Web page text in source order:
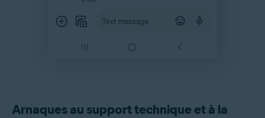
Arnaques au support technique et à la